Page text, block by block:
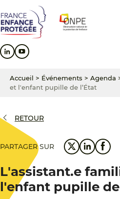
au
contenu
principal
au
menu
principal
au
pied
de
Accueil > Événements > Agenda
et l'enfant pupille de l’État
RETOUR
PARTAGER SUR
L'assistant.e
l'enfant pupille de